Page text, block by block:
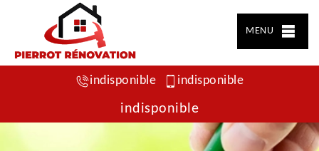
MENU
indisponible indisponible
indisponible